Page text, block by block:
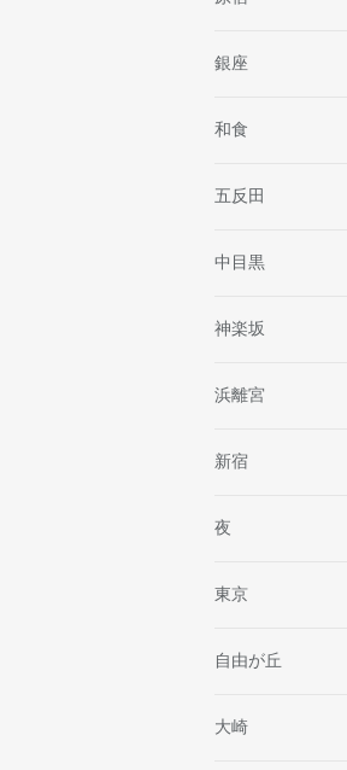
銀座
和食
五反田
中目黒
神楽坂
浜離宮
新宿
夜
東京
自由が丘
大崎